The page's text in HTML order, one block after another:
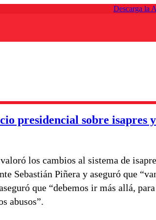
Descarga la
presidencial sobre isapres
los cambios al sistema de
Sebastián Piñera y aseguró que
que “debemos ir más allá, para
abusos”.